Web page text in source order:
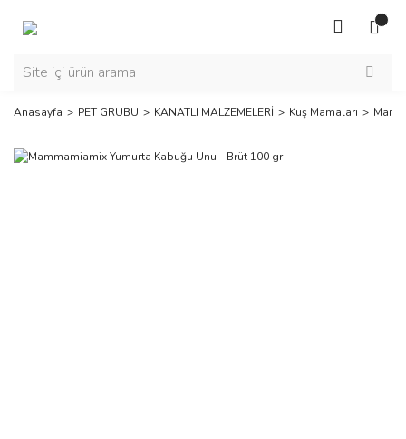
Anasayfa PET GRUBU KANATLI MALZEMELERİ Kuş Mamaları